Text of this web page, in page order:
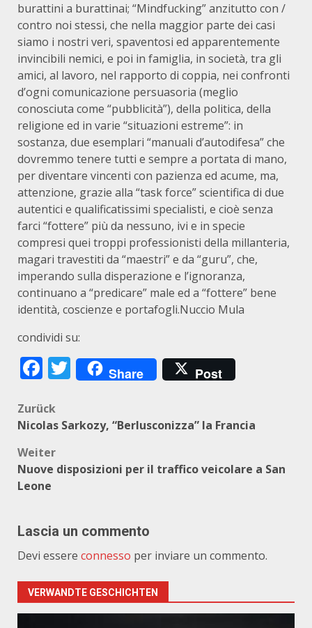
burattini a burattinai; “Mindfucking” anzitutto con /
contro noi stessi, che nella maggior parte dei casi
siamo i nostri veri, spaventosi ed apparentemente
invincibili nemici, e poi in famiglia, in società, tra gli
amici, al lavoro, nel rapporto di coppia, nei confronti
d’ogni comunicazione persuasoria (meglio
conosciuta come “pubblicità”), della politica, della
religione ed in varie “situazioni estreme”: in
sostanza, due esemplari “manuali d’autodifesa” che
dovremmo tenere tutti e sempre a portata di mano,
per diventare vincenti con pazienza ed acume, ma,
attenzione, grazie alla “task force” scientifica di due
autentici e qualificatissimi specialisti, e cioè senza
farci “fottere” più da nessuno, ivi e in specie
compresi quei troppi professionisti della millanteria,
magari travestiti da “maestri” e da “guru”, che,
imperando sulla disperazione e l’ignoranza,
continuano a “predicare” male ed a “fottere” bene
identità, coscienze e portafogli.Nuccio Mula
condividi su:
Facebook
Twitter
Share Post
Beitragsnavigation
Zurück
Nicolas Sarkozy, “Berlusconizza” la Francia
Weiter
Nuove disposizioni per il traffico veicolare a San
Leone
Lascia un commento
Devi essere connesso per inviare un commento.
VERWANDTE GESCHICHTEN